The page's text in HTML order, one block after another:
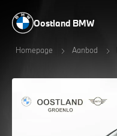
Oostland BMW
Homepage Aanbod